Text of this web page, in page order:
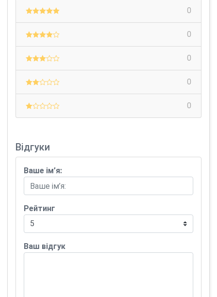
0
0
0
0
0
Відгуки
Ваше ім’я:
Рейтинг
Ваш відгук